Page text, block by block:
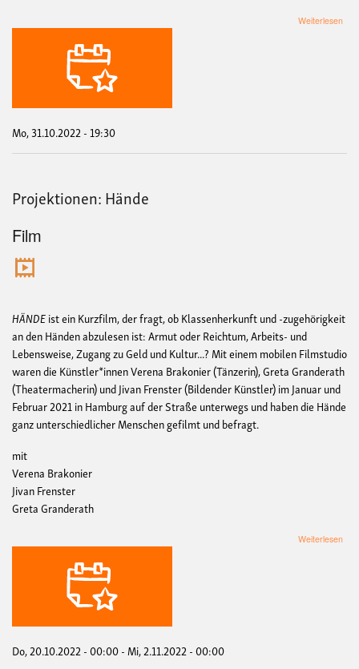
Weiterlesen
Mo, 31.10.2022 - 19:30
Projektionen: Hände
Film
HÄNDEist ein Kurzfilm, der fragt, ob Klassenherkunft und -zugehörigkeit
an den Händen abzulesen ist: Armut oder Reichtum, Arbeits- und
Lebensweise, Zugang zu Geld und Kultur...? Mit einem mobilen Filmstudio
waren die Künstler*innen Verena Brakonier (Tänzerin), Greta Granderath
(Theatermacherin) und Jivan Frenster (Bildender Künstler) im Januar und
Februar 2021 in Hamburg auf der Straße unterwegs und haben die Hände
ganz unterschiedlicher Menschen gefilmt und befragt.
mit
Verena Brakonier
Jivan Frenster
Greta Granderath
Weiterlesen
Do, 20.10.2022 - 00:00-Mi, 2.11.2022 - 00:00